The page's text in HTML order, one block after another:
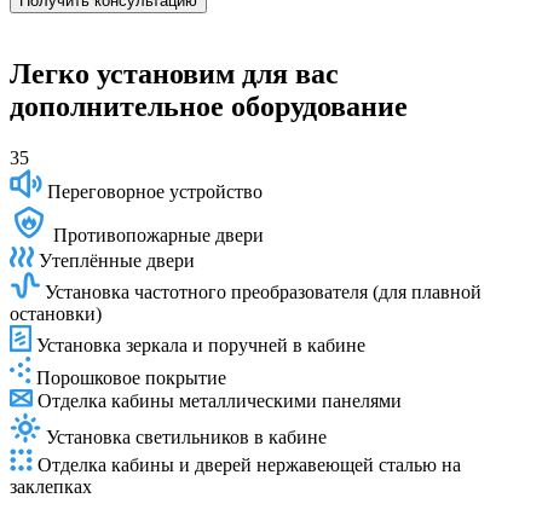
Легко установим для вас
дополнительное оборудование
35
Переговорное устройство
Противопожарные двери
Утеплённые двери
Установка частотного преобразователя (для плавной
остановки)
Установка зеркала и поручней в кабине
Порошковое покрытие
Отделка кабины металлическими панелями
Установка светильников в кабине
Отделка кабины и дверей нержавеющей сталью на
заклепках